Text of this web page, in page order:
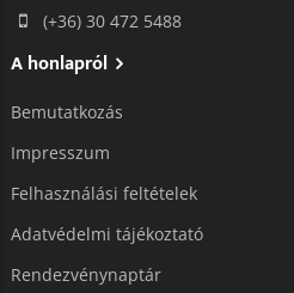
(+36) 30 472 5488
A honlapról
Bemutatkozás
Impresszum
Felhasználási feltételek
Adatvédelmi tájékoztató​
Rendezvénynaptár